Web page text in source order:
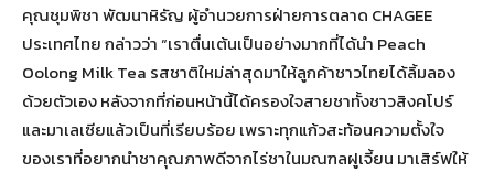
คุณชุมพิชา พัฒนาหิรัญ ผู้อำนวยการฝ่ายการตลาด CHAGEE
ประเทศไทย กล่าวว่า “เราตื่นเต้นเป็นอย่างมากที่ได้นำ Peach
Oolong Milk Tea รสชาติใหม่ล่าสุดมาให้ลูกค้าชาวไทยได้ลิ้มลอง
ด้วยตัวเอง หลังจากที่ก่อนหน้านี้ได้ครองใจสายชาทั้งชาวสิงคโปร์
และมาเลเซียแล้วเป็นที่เรียบร้อย เพราะทุกแก้วสะท้อนความตั้งใจ
ของเราที่อยากนำชาคุณภาพดีจากไร่ชาในมณฑลฝูเจี้ยน มาเสิร์ฟให้